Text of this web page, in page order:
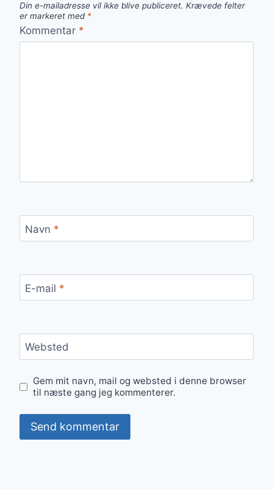
Din e-mailadresse vil ikke blive publiceret. Krævede felter
er markeret med *
Kommentar *
Navn *
E-mail *
Websted
Gem mit navn, mail og websted i denne browser
til næste gang jeg kommenterer.